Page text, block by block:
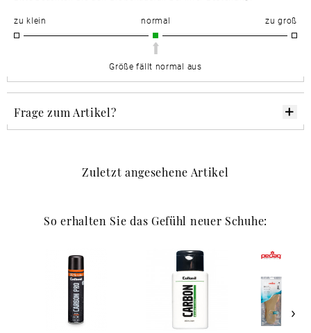
zu klein normal zu groß
Größe fällt normal aus
Frage zum Artikel?
Zuletzt angesehene Artikel
So erhalten Sie das Gefühl neuer Schuhe: